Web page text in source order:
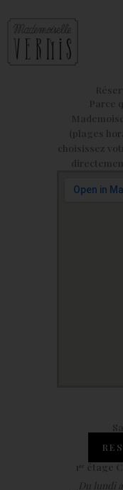
au
contenu
Parce
(plages
choisissez
1ᵉʳ étage
Du lundi